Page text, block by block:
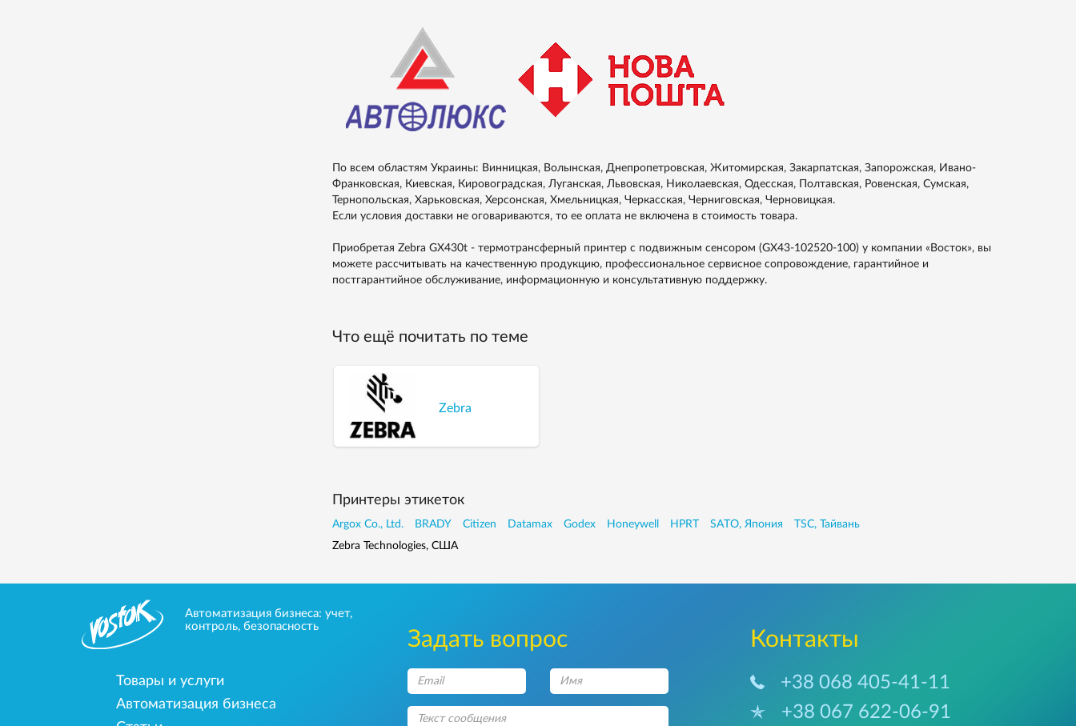
По всем областям Украины: Винницкая, Волынская, Днепропетровская, Житомирская, Закарпатская, Запорожская, Ивано-
Франковская, Киевская, Кировоградская, Луганская, Львовская, Николаевская, Одесская, Полтавская, Ровенская, Сумская,
Тернопольская, Харьковская, Херсонская, Хмельницкая, Черкасская, Черниговская, Черновицкая.
Если условия доставки не оговариваются, то ее оплата не включена в стоимость товара.
Приобретая Zebra GX430t - термотрансферный принтер с подвижным сенсором (GX43-102520-100) у компании «Восток», вы
можете рассчитывать на качественную продукцию, профессиональное сервисное сопровождение, гарантийное и
постгарантийное обслуживание, информационную и консультативную поддержку.
Что ещё почитать по теме
Zebra
Принтеры этикеток
Argox Co., Ltd. BRADY Citizen Datamax Godex Honeywell HPRT SATO, Япония
TSC, Тайвань
Zebra Technologies, США
Автоматизация бизнеса: учет,
контроль, безопасность
Товары и услуги
Автоматизация бизнеса
Задать вопрос Контакты
+38 068 405-41-11
+38 067 622-06-91